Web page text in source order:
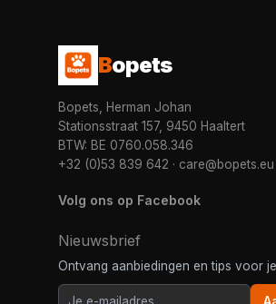
Bopets
Bopets, Herman Johan
Stationsstraat 157, 9450 Haaltert
BTW: BE 0760.058.346
+32 (0)53 839 642 · care@bopets.eu
Volg ons op Facebook
Nieuwsbrief
Ontvang aanbiedingen en tips voor